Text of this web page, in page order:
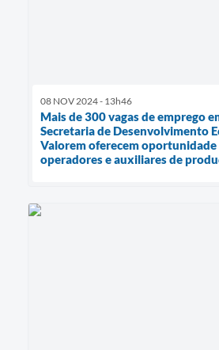
08 NOV 2024 - 13h46
Mais de 300 vagas de emprego
Secretaria de Desenvolvimento
Valorem oferecem oportunidade
operadores e auxiliares de